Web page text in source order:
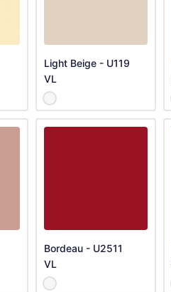
Light Beige - U119
VL
Bordeau - U2511
VL